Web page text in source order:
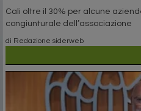
Cali oltre il 30% per alcune
congiunturale dell’associazione
di Redazione siderweb